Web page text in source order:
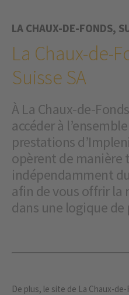
LA CHAUX-DE-FONDS,
La Chaux-de-
Suisse SA
À La Chaux-de-
accéder à
prestations
opèrent de manière
indépendamment
afin de vous offrir la
dans une logique
De plus, le site de La Chaux-